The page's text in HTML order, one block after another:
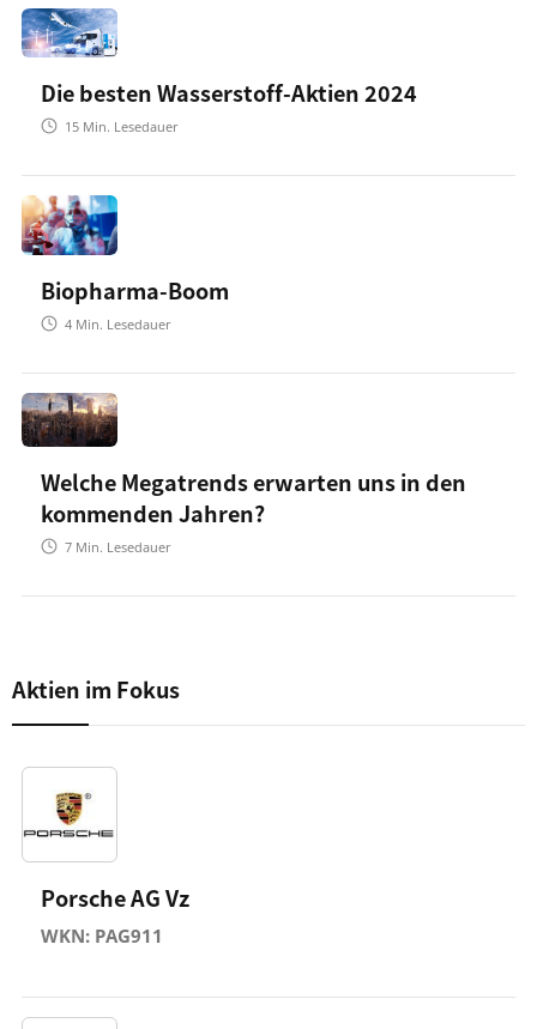
Die besten Wasserstoff-Aktien 2024
15 Min. Lesedauer
Biopharma-Boom
4 Min. Lesedauer
Welche Megatrends erwarten uns in den
kommenden Jahren?
7 Min. Lesedauer
Aktien im Fokus
Porsche AG Vz
WKN: PAG911